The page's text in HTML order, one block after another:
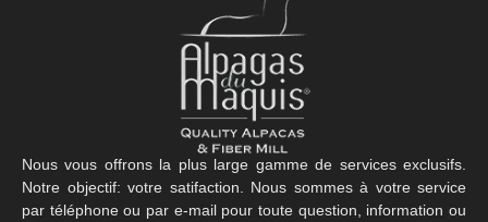
Nous vous offrons la plus large gamme de services exclusifs.
Notre objectif: votre satifaction. Nous sommes à votre service
par téléphone ou par e-mail pour toute question, information ou